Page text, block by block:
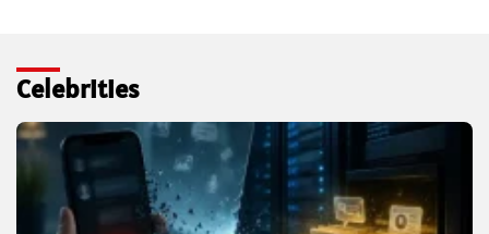
Celebrities